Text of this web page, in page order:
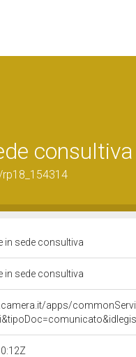
consultiva
in sede consultiva
in sede consultiva
apps/